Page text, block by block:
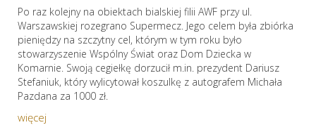
Po raz kolejny na obiektach bialskiej filii AWF przy ul.
Warszawskiej rozegrano Supermecz. Jego celem była zbiórka
pieniędzy na szczytny cel, którym w tym roku było
stowarzyszenie Wspólny Świat oraz Dom Dziecka w
Komarnie. Swoją cegiełkę dorzucił m.in. prezydent Dariusz
Stefaniuk, który wylicytował koszulkę z autografem Michała
Pazdana za 1000 zł.
więcej